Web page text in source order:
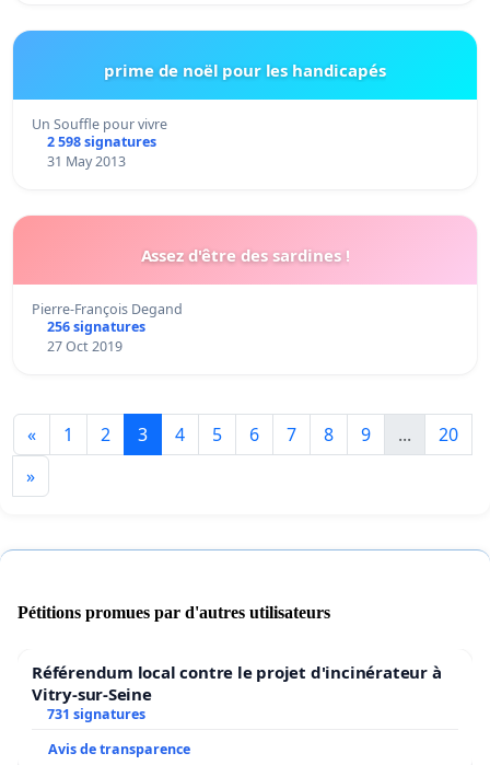
prime de noël pour les handicapés
Un Souffle pour vivre
2 598 signatures
31 May 2013
Assez d'être des sardines !
Pierre-François Degand
256 signatures
27 Oct 2019
« 1 2 3 4 5 6 7 8 9 ...
20
»
Pétitions promues par d'autres utilisateurs
Référendum local contre le projet d'incinérateur à
Vitry-sur-Seine
731 signatures
Avis de transparence